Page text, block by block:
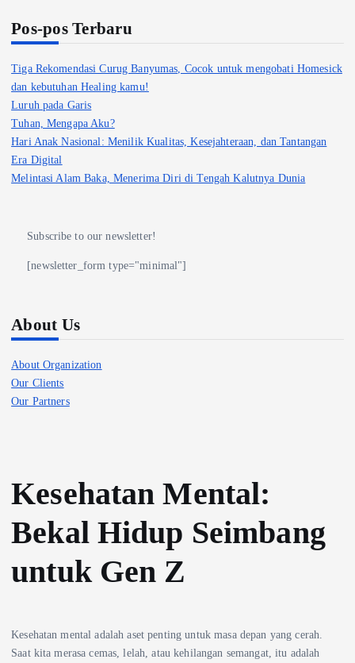
Pos-pos Terbaru
Tiga Rekomendasi Curug Banyumas, Cocok untuk mengobati Homesick
dan kebutuhan Healing kamu!
Luruh pada Garis
Tuhan, Mengapa Aku?
Hari Anak Nasional: Menilik Kualitas, Kesejahteraan, dan Tantangan
Era Digital
Melintasi Alam Baka, Menerima Diri di Tengah Kalutnya Dunia
Subscribe to our newsletter!
[newsletter_form type="minimal"]
About Us
About Organization
Our Clients
Our Partners
Kesehatan Mental:
Bekal Hidup Seimbang
untuk Gen Z
Kesehatan mental adalah aset penting untuk masa depan yang cerah.
Saat kita merasa cemas, lelah, atau kehilangan semangat, itu adalah